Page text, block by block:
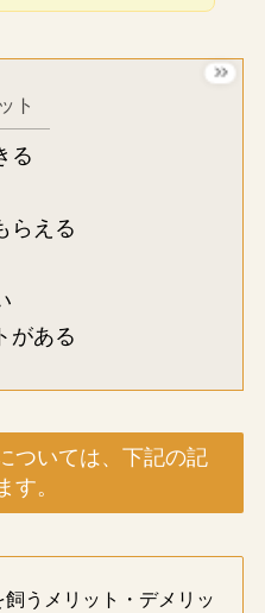
ト
る
らえる
がある
ついては、下記の記
す。
飼うメリット・デメリッ